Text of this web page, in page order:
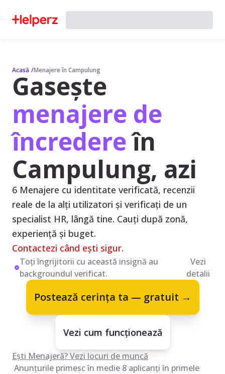
Acasă /Menajere în Campulung
Gasește
menajere de
încredereîn
Campulung, azi
6 Menajere cu identitate verificată, recenzii
reale de la alți utilizatori și verificați de un
specialist HR, lângă tine. Cauți după zonă,
experiență și buget.
Contactezi când ești sigur.
Toți îngrijitorii cu această insignă au
backgroundul verificat.
Vezi
detalii
Postează cerința ta — gratuit →
Vezi cum funcționează
Ești Menajeră? Vezi locuri de muncă
Anunțurile primesc în medie 8 aplicanți în primele